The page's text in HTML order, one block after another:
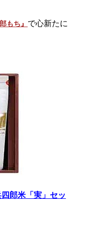
もち』 で心新たに
四郎米「実」セッ